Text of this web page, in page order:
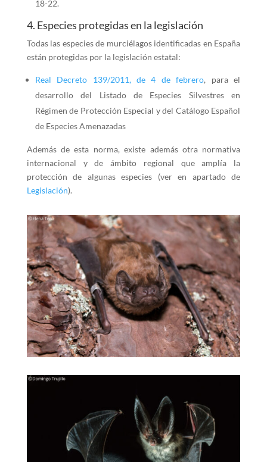
18-22.
4. Especies protegidas en la legislación
Todas las especies de murciélagos identificadas en España
están protegidas por la legislación estatal:
Real Decreto 139/2011, de 4 de febrero, para el
desarrollo del Listado de Especies Silvestres en
Régimen de Protección Especial y del Catálogo Español
de Especies Amenazadas
Además de esta norma, existe además otra normativa
internacional y de ámbito regional que amplía la
protección de algunas especies (ver en apartado de
Legislación).